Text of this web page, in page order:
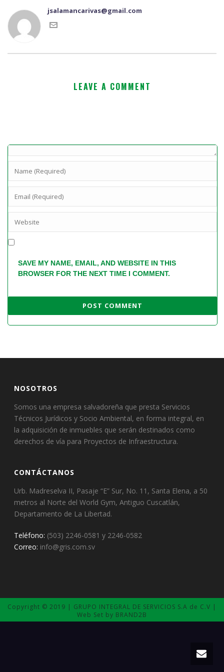
jsalamancarivas@gmail.com
LEAVE A COMMENT
SAVE MY NAME, EMAIL, AND WEBSITE IN THIS
BROWSER FOR THE NEXT TIME I COMMENT.
NOSOTROS
Somos una empresa salvadoreña que presta Servicios
Técnicos Jurídicos y Socio Ambiental, en forma integral, en
la adquisición de inmuebles que serán destinados como
derechos de vía para Proyectos de Infraestructura.
CONTÁCTANOS
Urb. Madreselva II, Pasaje “E” Sur, No. 11, Santa Elena, a 50
metros al Norte del World Gym, Antiguo Cuscatlán,
Departamento de La Libertad.
Teléfono: (503) 2246-0581 y 2246-0582
Correo: info@gris.com.sv
Copyright © 2019 | GRUPO INTEGRAL DE SERVICIOS S.A de C.V |
Web Set by BRAND2B